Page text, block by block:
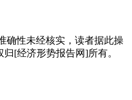
确性未经核实，读者据此操
[经济形势报告网]所有。